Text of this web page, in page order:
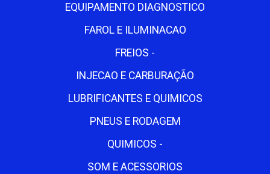
EQUIPAMENTO DIAGNOSTICO
FAROL E ILUMINACAO
FREIOS -
INJECAO E CARBURAÇÃO
LUBRIFICANTES E QUIMICOS
PNEUS E RODAGEM
QUIMICOS -
SOM E ACESSORIOS